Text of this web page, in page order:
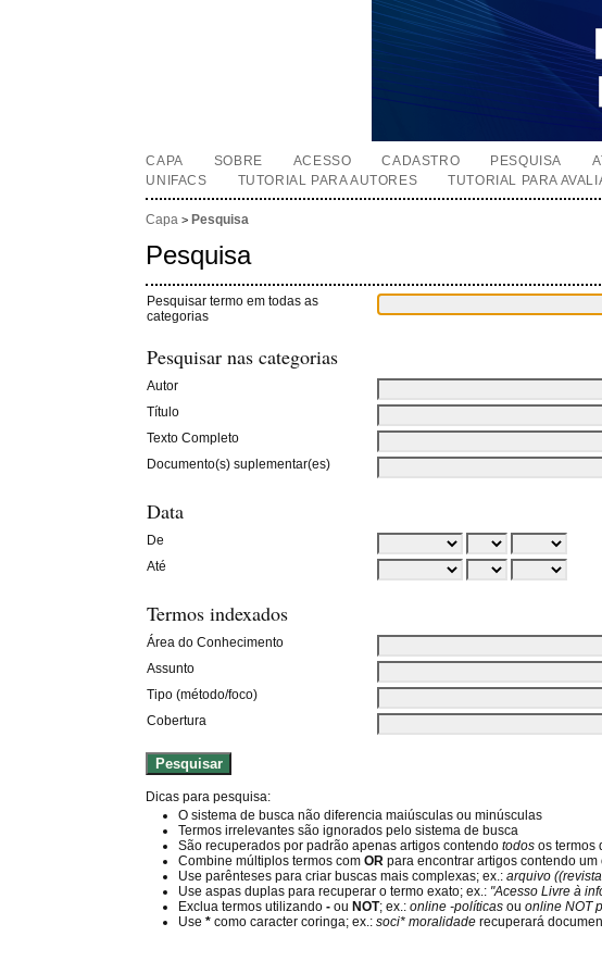
CAPA SOBRE ACESSO CADASTRO PESQUISA
UNIFACS
TUTORIAL PARA AUTORES TUTORIAL PARA
Capa > Pesquisa
Pesquisa
Pesquisar termo em todas as
categorias
Pesquisar nas categorias
Autor
Título
Texto Completo
Documento(s) suplementar(es)
Data
De
Até
Termos indexados
Área do Conhecimento
Assunto
Tipo (método/foco)
Cobertura
Dicas para pesquisa:
O sistema de busca não diferencia maiúsculas ou minúsculas
Termos irrelevantes são ignorados pelo sistema de busca
São recuperados por padrão apenas artigos contendotodos os termos
Combine múltiplos termos comOR para encontrar artigos contendo
Use parênteses para criar buscas mais complexas; ex.:arquivo
Use aspas duplas para recuperar o termo exato; ex.: "Acesso Livre à
Exclua termos utilizando- ou NOT; ex.:online -políticas ouonline NOT
Use* como caracter coringa; ex.:soci* moralidade recuperará